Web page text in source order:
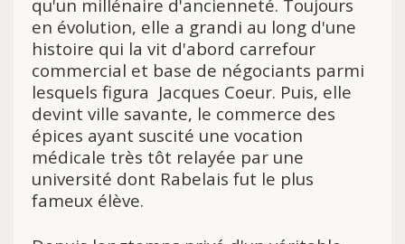
qu'un millénaire d'ancienneté. Toujours
en évolution, elle a grandi au long d'une
histoire qui la vit d'abord carrefour
commercial et base de négociants parmi
lesquels figura Jacques Coeur. Puis, elle
devint ville savante, le commerce des
épices ayant suscité une vocation
médicale très tôt relayée par une
université dont Rabelais fut le plus
fameux élève.